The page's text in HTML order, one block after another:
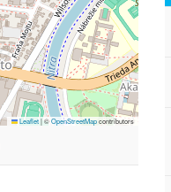
Leaflet|©OpenStreetMapcontributors